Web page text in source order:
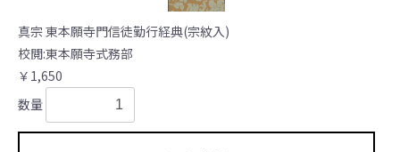
真宗 東本願寺門信徒勤行経典(宗紋入)
校閲:東本願寺式務部
￥1,650
数量